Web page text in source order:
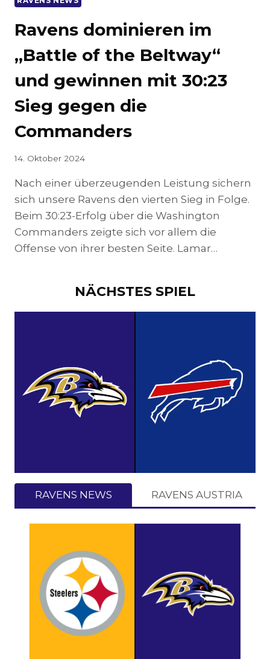
Ravens dominieren im
„Battle of the Beltway“
und gewinnen mit 30:23
Sieg gegen die
Commanders
14. Oktober 2024
Nach einer überzeugenden Leistung sichern
sich unsere Ravens den vierten Sieg in Folge.
Beim 30:23-Erfolg über die Washington
Commanders zeigte sich vor allem die
Offense von ihrer besten Seite. Lamar…
NÄCHSTES SPIEL
RAVENS NEWS RAVENS AUSTRIA